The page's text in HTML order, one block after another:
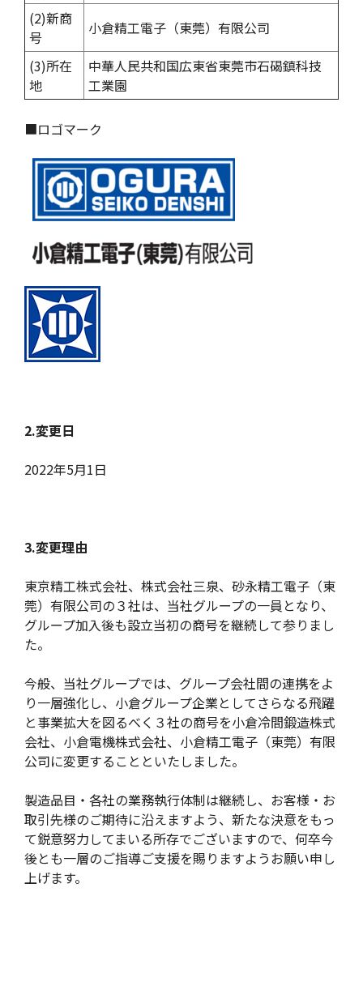
(2)新商
号
小倉精工電子（東莞）有限公司
(3)所在
地
中華人民共和国広東省東莞市石碣鎮科技
工業園
■ロゴマーク
2.変更日
2022年5月1日
3.変更理由
東京精工株式会社、株式会社三泉、砂永精工電子（東
莞）有限公司の３社は、当社グループの一員となり、
グループ加入後も設立当初の商号を継続して参りまし
た。
今般、当社グループでは、グループ会社間の連携をよ
り一層強化し、小倉グループ企業としてさらなる飛躍
と事業拡大を図るべく３社の商号を小倉冷間鍛造株式
会社、小倉電機株式会社、小倉精工電子（東莞）有限
公司に変更することといたしました。
製造品目・各社の業務執行体制は継続し、お客様・お
取引先様のご期待に沿えますよう、新たな決意をもっ
て鋭意努力してまいる所存でございますので、何卒今
後とも一層のご指導ご支援を賜りますようお願い申し
上げます。